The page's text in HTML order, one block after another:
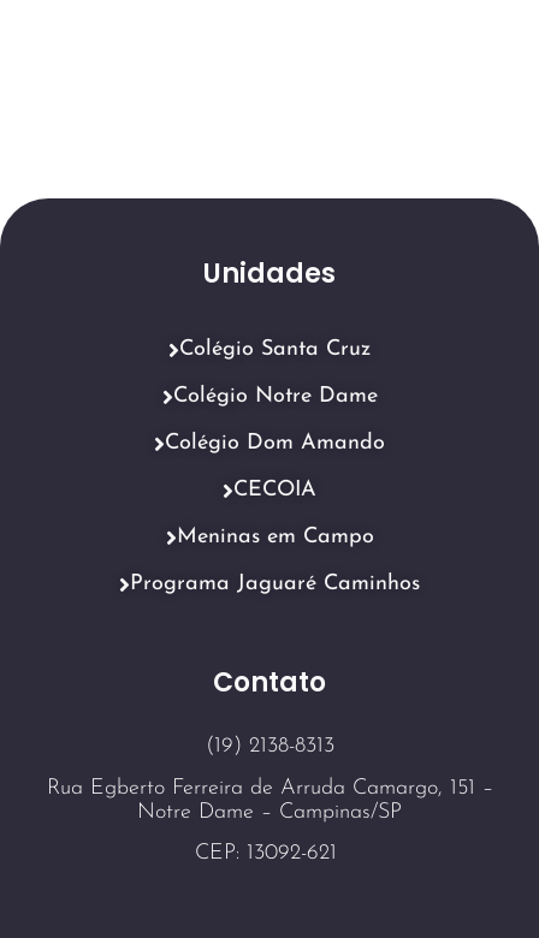
Contato
(19) 2138-8313
Rua Egberto Ferreira de Arruda Camargo, 151 –
Notre Dame – Campinas/SP
CEP: 13092-621
Unidades
Colégio Santa Cruz
Colégio Notre Dame
Colégio Dom Amando
CECOIA
Meninas em Campo
Programa Jaguaré Caminhos